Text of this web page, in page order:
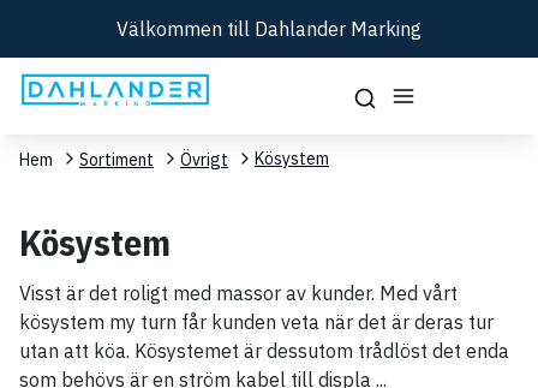
Välkommen till Dahlander Marking
Hem Sortiment Övrigt Kösystem
Kösystem
Visst är det roligt med massor av kunder. Med vårt
kösystem my turn får kunden veta när det är deras tur
utan att köa. Kösystemet är dessutom trådlöst det enda
som behövs är en ström kabel till displa ...